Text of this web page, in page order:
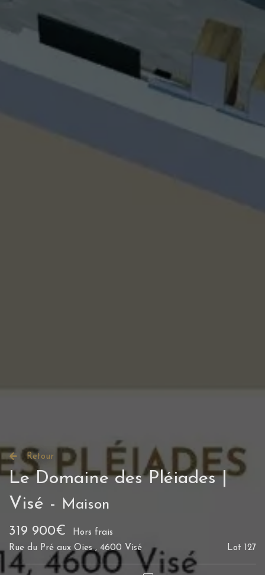
Retour
Le Domaine des Pléiades |
Visé -
Maison
319 900€
Hors frais
Rue du Pré aux Oies , 4600 Visé
Lot 127